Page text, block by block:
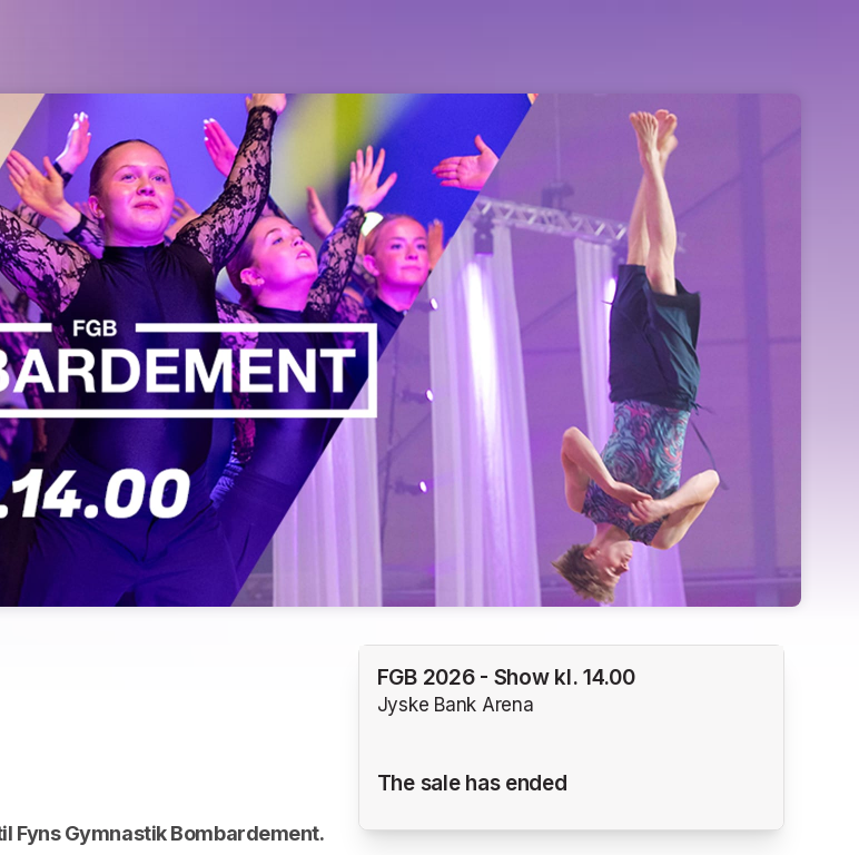
Vi glæder os til endnu engang til at kunne byde velkommen til Fyns Gymnastik Bombardement.
FGB 2026 - Show kl. 14.00
Jyske Bank Arena
The sale has ended